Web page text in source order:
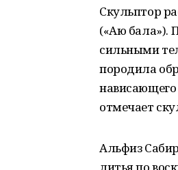
Скульптор
(«Аю бала»).
сильными
породила
нависающего
отмечает
Альфиз